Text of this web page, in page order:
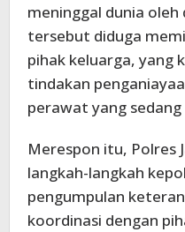
meninggal dunia
tersebut diduga
pihak keluarga, yang
tindakan
perawat yang
Merespon itu, Polres
langkah-langkah
pengumpulan
koordinasi dengan